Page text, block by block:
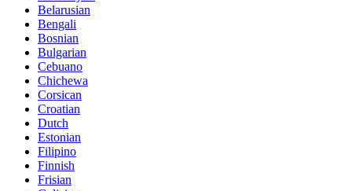
Belarusian
Bengali
Bosnian
Bulgarian
Cebuano
Chichewa
Corsican
Croatian
Dutch
Estonian
Filipino
Finnish
Frisian